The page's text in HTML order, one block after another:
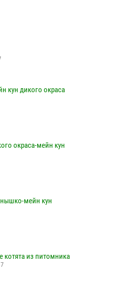
кун дикого окраса
окраса-мейн кун
мейн кун
котята из питомника